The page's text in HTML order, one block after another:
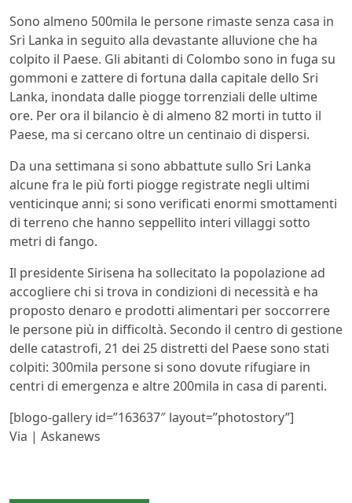
Sono almeno 500mila le persone rimaste senza casa in
Sri Lanka in seguito alla devastante alluvione che ha
colpito il Paese. Gli abitanti di Colombo sono in fuga su
gommoni e zattere di fortuna dalla capitale dello Sri
Lanka, inondata dalle piogge torrenziali delle ultime
ore. Per ora il bilancio è di almeno 82 morti in tutto il
Paese, ma si cercano oltre un centinaio di dispersi.
Da una settimana si sono abbattute sullo Sri Lanka
alcune fra le più forti piogge registrate negli ultimi
venticinque anni; si sono verificati enormi smottamenti
di terreno che hanno seppellito interi villaggi sotto
metri di fango.
Il presidente Sirisena ha sollecitato la popolazione ad
accogliere chi si trova in condizioni di necessità e ha
proposto denaro e prodotti alimentari per soccorrere
le persone più in difficoltà. Secondo il centro di gestione
delle catastrofi, 21 dei 25 distretti del Paese sono stati
colpiti: 300mila persone si sono dovute rifugiare in
centri di emergenza e altre 200mila in casa di parenti.
[blogo-gallery id=”163637″ layout=”photostory”]
Via | Askanews